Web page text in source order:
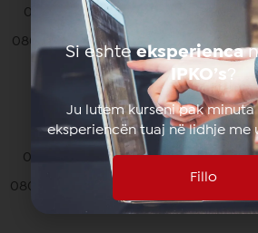
049/700 700 pa pagesë për
080070070 pa pagesë nga të gjithë
*770# për thirrjet nga
Kujdesi Ndaj Klientëve
049/700 900 pa pagesë për
080070000 pa pagesë nga të gjithë
Si eshteeksperienca
IPKO’s?
Ju lutem kurseni pak
eksperiencën tuaj në lidhje me
Fillo